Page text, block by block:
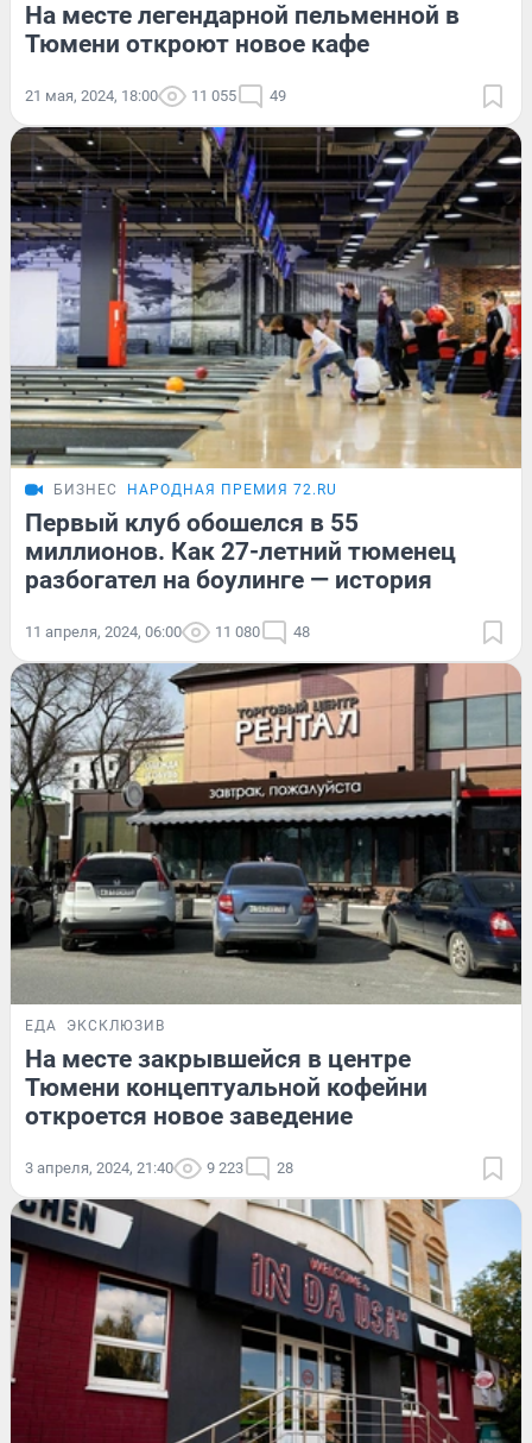
На месте легендарной пельменной в
Тюмени откроют новое кафе
21 мая, 2024, 18:00 11 055 49
БИЗНЕС НАРОДНАЯ ПРЕМИЯ 72.RU
Первый клуб обошелся в 55
миллионов. Как 27-летний тюменец
разбогател на боулинге — история
11 апреля, 2024, 06:00 11 080 48
ЕДА ЭКСКЛЮЗИВ
На месте закрывшейся в центре
Тюмени концептуальной кофейни
откроется новое заведение
3 апреля, 2024, 21:40 9 223 28